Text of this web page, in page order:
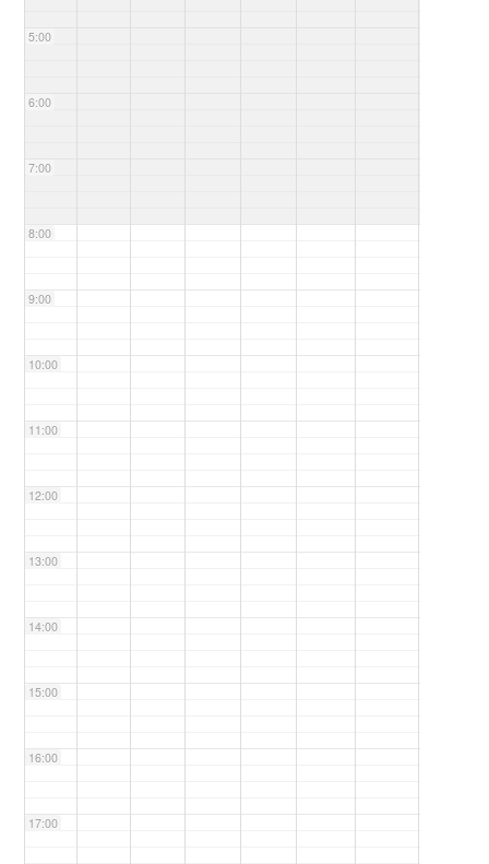
5:00
6:00
7:00
8:00
9:00
10:00
11:00
12:00
13:00
14:00
15:00
16:00
17:00